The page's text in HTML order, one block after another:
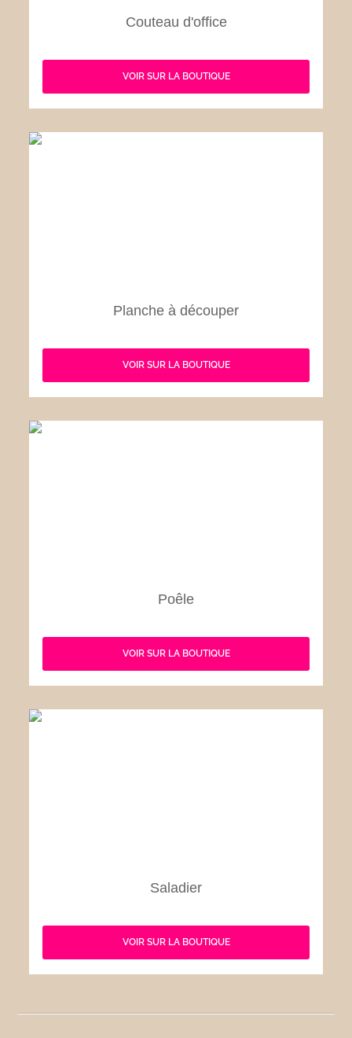
Couteau d'office
VOIR SUR LA BOUTIQUE
Planche à découper
VOIR SUR LA BOUTIQUE
Poêle
VOIR SUR LA BOUTIQUE
Saladier
VOIR SUR LA BOUTIQUE